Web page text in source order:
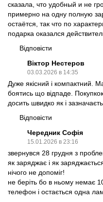
сказала, что удобный и не
примерно на одну полную
остаётся, так что по
подарка оказался
Відповісти
Віктор Нестеров
03.03.2026 в 14:35
Дуже якісний і компактний.
боятись що відпаде.
досить швидко як і
Відповісти
Чередник Софія
15.01.2026 в 23:16
звернувся 28 грудня з
як заряджає і як
нічого не допоміг!
не беріть бо в ньому немає
телефон і остається одна